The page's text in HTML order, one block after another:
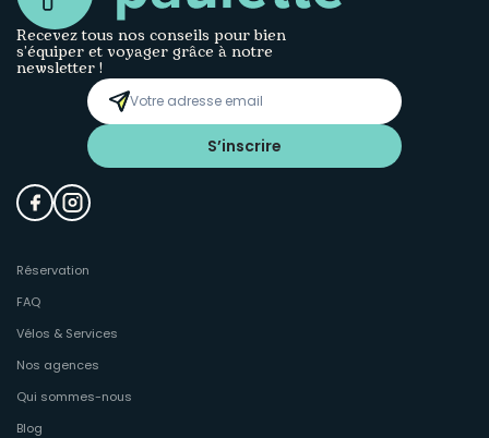
Recevez tous nos conseils pour bien
s’équiper et voyager grâce à notre
newsletter !
S’inscrire
Réservation
FAQ
Vélos & Services
Nos agences
Qui sommes-nous
Blog